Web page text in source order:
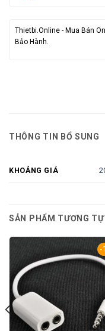
Thietbi.Online - Mua Bán
Bảo Hành.
THÔNG TIN BỔ SUNG
KHOẢNG GIÁ
SẢN PHẨM TƯƠNG TỰ
-